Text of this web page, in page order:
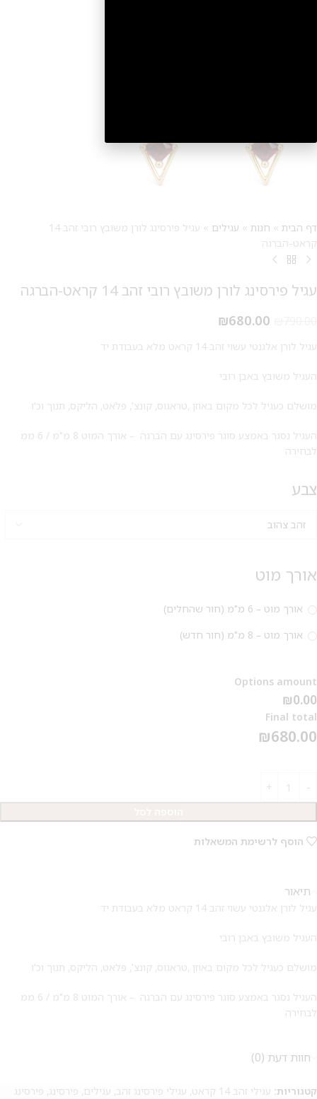
דף הבית » חנות » עגילים »
עגיל פירסינג לורן משובץ רובי זהב 14
קראט-הברגה
עגיל פירסינג לורן משובץ רובי זהב 14 קראט-הברגה
₪680.00
עגיל לורן אלגנטי עשוי זהב 14 קראט מלא בעבודת יד
העגיל משובץ באבן רובי
מושלם כעגיל לכל מקום באוזן ,טראגוס, קונצ', פלאט, הליקס, תנוך וכ'ו
העגיל נסגר באמצע סוגר פירסינג עם הברגה – אורך המוט 8 מ"מ / 6 ממ
לבחירה
צבע
אורך מוט
אורך מוט – 6 מ"מ (חור שהחלים)
אורך מוט – 8 מ"מ (חור חדש)
Options amount
₪0.00
Final total
₪680.00
הוסף לרשימת המשאלות
תיאור
עגיל לורן אלגנטי עשוי זהב 14 קראט מלא בעבודת יד
העגיל משובץ באבן רובי
מושלם כעגיל לכל מקום באוזן ,טראגוס, קונצ', פלאט, הליקס, תנוך וכ'ו
העגיל נסגר באמצע סוגר פירסינג עם הברגה – אורך המוט 8 מ"מ / 6 ממ
לבחירה
חוות דעת (0)
קטגוריות: עגילי זהב 14 קראט , עגילי פירסינג זהב, עגילים, פירסינג, פירסינג
מבצע 1+1
אזניים